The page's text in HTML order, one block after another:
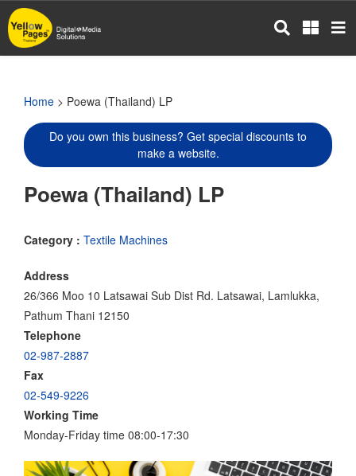
Skip
to
main
Home > Poewa (Thailand) LP
Do you own this business? Get special discounts to
make a website.
Poewa (Thailand) LP
Category : Textile Machines
Address
26/366 Moo 10 Latsawai Sub Dist Rd. Latsawai, Lamlukka,
Pathum Thani 12150
Telephone
02-987-2887
Fax
02-549-9226
Working Time
Monday-Friday time 08:00-17:30